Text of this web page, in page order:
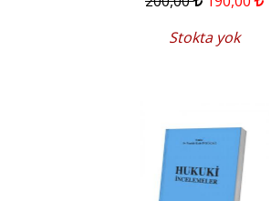
Stokta yok